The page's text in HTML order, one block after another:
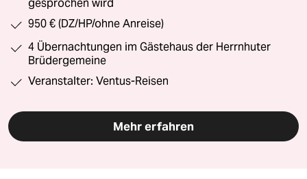
gesprochen wird
950 € (DZ/HP/ohne Anreise)
4 Übernachtungen im Gästehaus der Herrnhuter
Brüdergemeine
Veranstalter: Ventus-Reisen
Mehr erfahren